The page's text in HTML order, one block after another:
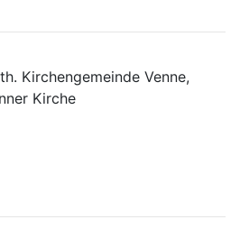
Kirchengemeinde Venne,
Kirche